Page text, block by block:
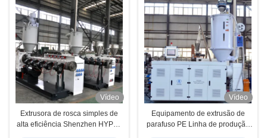
Vídeo
Extrusora de rosca simples de
alta eficiência Shenzhen HYPET
Vídeo
Equipamento de extrusão de
parafuso PE Linha de produção